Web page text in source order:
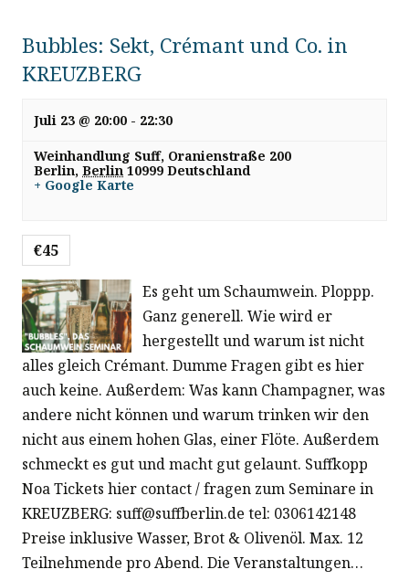
h
-
u
n
A
n
s
i
c
h
t
e
v
i
i
Bubbles: Sekt, Crémant und Co. in
KREUZBERG
Juli 23 @ 20:00 - 22:30
Weinhandlung Suff, Oranienstraße 200
Berlin, Berlin 10999 Deutschland
+ Google Karte
€45
Es geht um Schaumwein. Ploppp.
Ganz generell. Wie wird er
hergestellt und warum ist nicht
alles gleich Crémant. Dumme Fragen gibt es hier
auch keine. Außerdem: Was kann Champagner, was
andere nicht können und warum trinken wir den
nicht aus einem hohen Glas, einer Flöte. Außerdem
schmeckt es gut und macht gut gelaunt. Suffkopp
Noa Tickets hier contact / fragen zum Seminare in
KREUZBERG: suff@suffberlin.de tel: 0306142148
Preise inklusive Wasser, Brot & Olivenöl. Max. 12
Teilnehmende pro Abend. Die Veranstaltungen…